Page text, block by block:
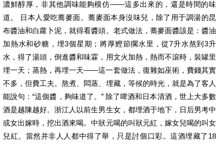
濃鮮醇厚，非其他調味能夠模仿——這多出來的，還是時間的味
道。 日本人愛吃蕎麥面。蕎麥面本身沒味兒，除了用于調湯的昆
布醬油和白蘿卜泥，就得看醬頭。老式做法，蕎麥面醬該是：醬油
加熱水和砂糖，埋3個星期；將厚鰹節擱水里，從7升水熬到3升
水，得了湯頭，倒進醬和味霖，用文火加熱，熱而不滾時，裝罐里
埋一天；蒸熱，再埋一天——這一套做法，復雜如巫術，費錢其實
不多，但費工夫。熬煮、悶蒸、埋藏，等候的時光，就是為了客人
能說句：“這個醬，夠味道了。” 除了啤酒和日本清酒，世上大多數
酒是越陳越好。浙江人以前生男生女，都埋酒于地下，日后男考中
或女出嫁時，挖出酒來喝。中狀元喝的叫狀元紅，嫁女兒喝的叫女
兒紅。當然并非人人都中得了舉，只是討個口彩。這酒埋藏了18